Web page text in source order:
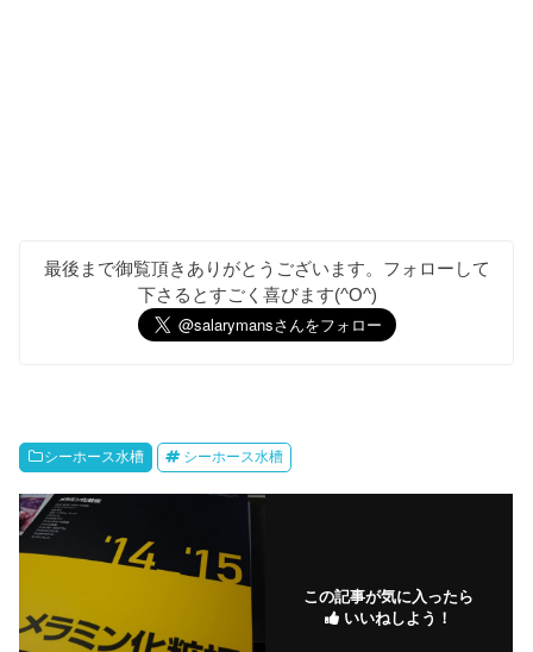
最後まで御覧頂きありがとうございます。フォローして
下さるとすごく喜びます(^O^)
シーホース水槽 シーホース水槽
この記事が気に入ったら
いいねしよう！